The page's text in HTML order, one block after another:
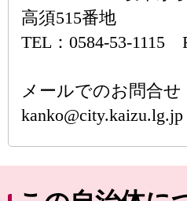
高須515番地
TEL：0584-53-1115
メールでのお問合せ
kanko@city.kaizu.lg.jp